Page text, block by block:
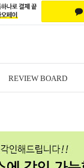
REVIEW BOARD